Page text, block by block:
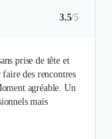
3.5/5
prise de tête et
des rencontres
agréable. Un
mais